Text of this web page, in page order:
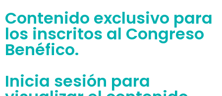
Contenido exclusivo para
los inscritos al Congreso
Benéfico.
Inicia sesión para